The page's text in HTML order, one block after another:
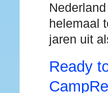
helemaal
jaren uit
Ready